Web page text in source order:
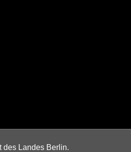
des Landes Berlin.